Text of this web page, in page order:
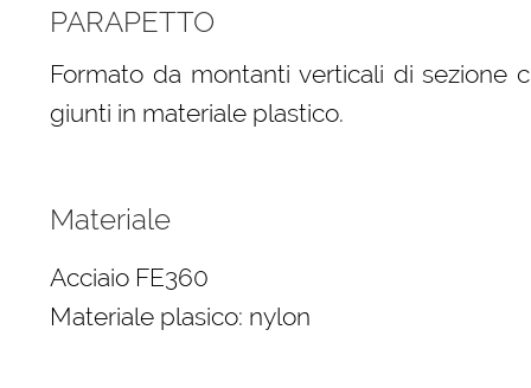
PARAPETTO
Formato da montanti verticali di sezione
giunti in materiale plastico.
Materiale
Acciaio FE360
Materiale plasico: nylon